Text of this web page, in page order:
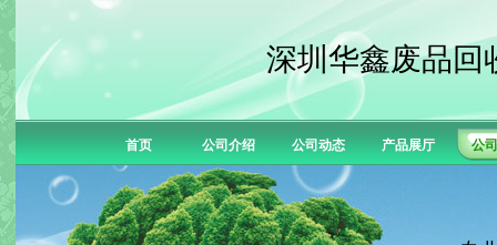
深圳华鑫废品回
首页 公司介绍 公司动态 产品展厅 公